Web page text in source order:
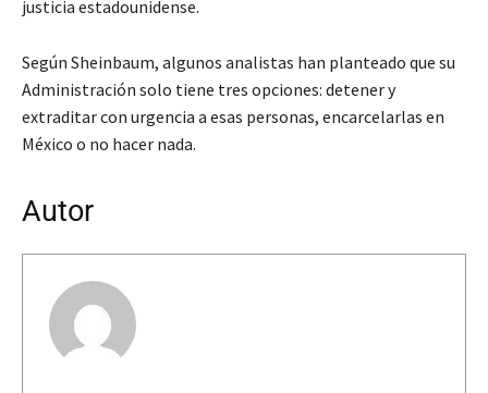
justicia estadounidense.
Según Sheinbaum, algunos analistas han planteado que su
Administración solo tiene tres opciones: detener y
extraditar con urgencia a esas personas, encarcelarlas en
México o no hacer nada.
Autor